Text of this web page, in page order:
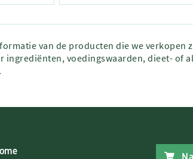
van de producten die we
voedingswaarden, dieet- of